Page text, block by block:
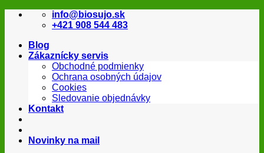
Skip
info@biosujo.sk
+421 908 544 483
Blog
Zákaznícky servis
Obchodné podmienky
Ochrana osobných údajov
Cookies
Sledovanie objednávky
Kontakt
Novinky na mail